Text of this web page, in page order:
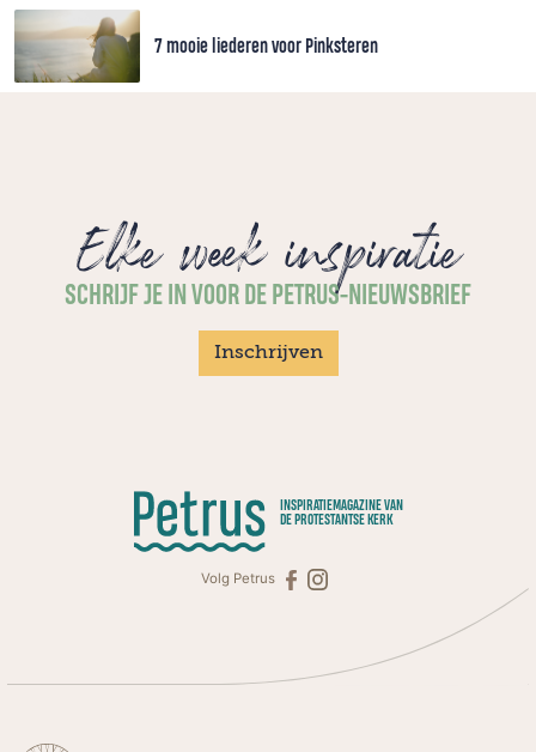
7 mooie liederen voor Pinksteren
Elke week inspiratie
SCHRIJF JE IN VOOR DE PETRUS-NIEUWSBRIEF
Inschrijven
INSPIRATIEMAGAZINE VAN
DE PROTESTANTSE KERK
Volg Petrus